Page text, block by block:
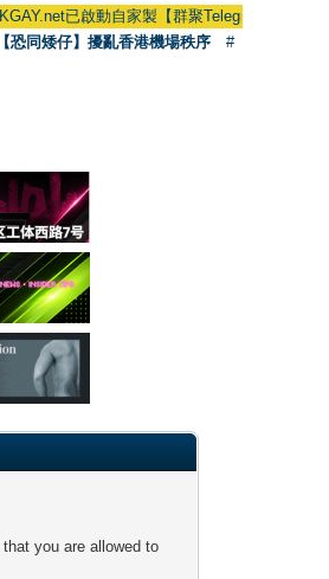
已啟動自家製【群聚Telegram群組】
恐同矮仔】擾亂香港機場秩序
#
you are allowed to